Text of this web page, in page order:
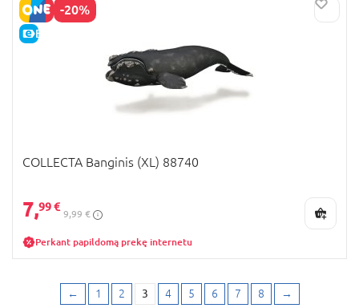
-20%
E-KAINA
COLLECTA Banginis (XL) 88740
7,99 €
9,99 €
Perkant papildomą prekę internetu
← 1 2 3 4 5 6 7 8 →